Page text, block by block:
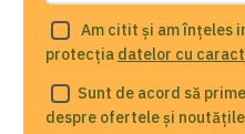
Am citit și am înțeles
protecția datelor cu
Sunt de acord să
despre ofertele și